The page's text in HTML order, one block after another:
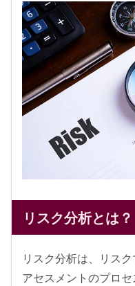
リスク分析とは？
リスク分析は、リス
アセスメントのプロセ